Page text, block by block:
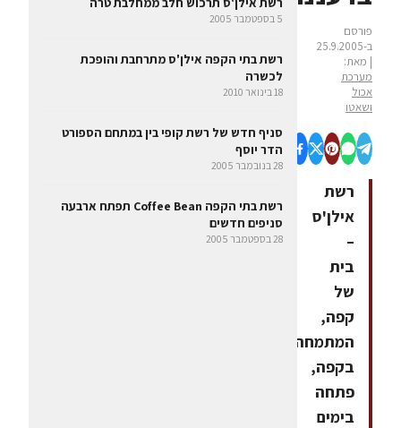
פורסם
ב-25.9.2005
| מאת:
מערכת
אכול
ושאטו
רשת
אילן'ס
–
בית
של
קפה,
המתמחה
בקפה,
פתחה
בימים
5 בספטמבר 2005
רשת בתי הקפה אילן'ס מתרחבת והופכת
לכשרה
18 בינואר 2010
סניף חדש של רשת קופי בין במתחם הספורט
הדר יוסף
28 בנובמבר 2005
רשת בתי הקפה Coffee Bean תפתח ארבעה
סניפים חדשים
28 בספטמבר 2005